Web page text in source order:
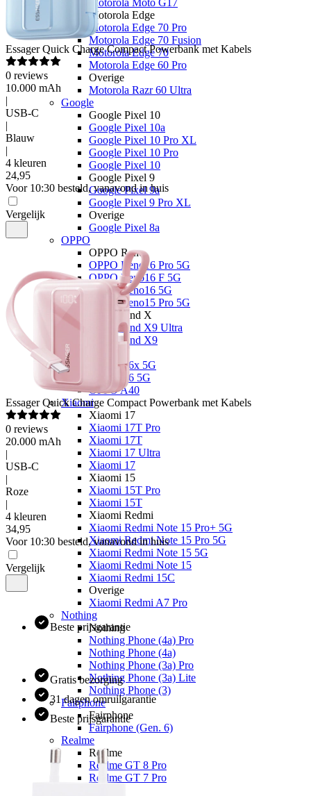
Motorola Moto G17
Motorola Edge
Motorola Edge 70 Pro
Motorola Edge 70 Fusion
Motorola Edge 70
Motorola Edge 60 Pro
Overige
Motorola Razr 60 Ultra
Google
Google Pixel 10
Google Pixel 10a
Google Pixel 10 Pro XL
Google Pixel 10 Pro
Google Pixel 10
Google Pixel 9
Google Pixel 9a
Google Pixel 9 Pro XL
Overige
Google Pixel 8a
OPPO
OPPO Reno
OPPO Reno16 Pro 5G
OPPO Reno16 F 5G
OPPO Reno16 5G
OPPO Reno15 Pro 5G
OPPO Find X
OPPO Find X9 Ultra
OPPO Find X9
OPPO A6x 5G
OPPO A6 5G
OPPO A40
Xiaomi
Xiaomi 17
Xiaomi 17T Pro
Xiaomi 17T
Xiaomi 17 Ultra
Xiaomi 17
Xiaomi 15
Xiaomi 15T Pro
Xiaomi 15T
Xiaomi Redmi
Xiaomi Redmi Note 15 Pro+ 5G
Xiaomi Redmi Note 15 Pro 5G
Xiaomi Redmi Note 15 5G
Xiaomi Redmi Note 15
Xiaomi Redmi 15C
Overige
Xiaomi Redmi A7 Pro
Nothing
Nothing
Nothing Phone (4a) Pro
Nothing Phone (4a)
Nothing Phone (3a) Pro
Nothing Phone (3a) Lite
Nothing Phone (3)
Fairphone
Fairphone
Fairphone (Gen. 6)
Realme
Realme
Realme GT 8 Pro
Realme GT 7 Pro
Essager Quick Charge Compact Powerbank met Kabels
0 reviews
10.000 mAh
|
USB-C
|
Blauw
|
4 kleuren
24,95
Voor 10:30 besteld, vanavond in huis
Vergelijk
Essager Quick Charge Compact Powerbank met Kabels
0 reviews
20.000 mAh
|
USB-C
|
Roze
|
4 kleuren
34,95
Voor 10:30 besteld, vanavond in huis
Vergelijk
Beste prijsgarantie
Gratis bezorging
31 dagen omruilgarantie
Beste prijsgarantie